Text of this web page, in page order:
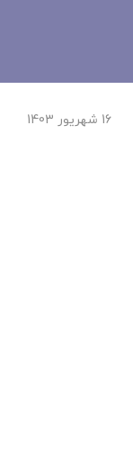
16 شهریور 1403